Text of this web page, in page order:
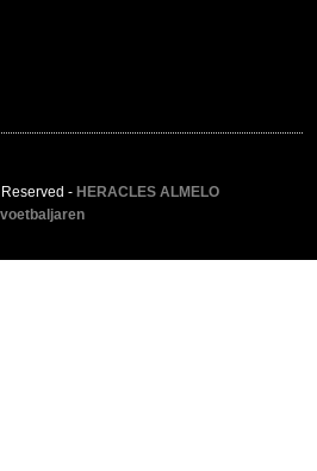
- HERACLES ALMELO